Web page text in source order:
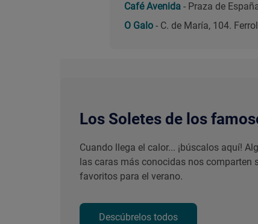
Café Avenida - Praza de
O Galo - C. de María, 104.
Los Soletes de los
Cuando llega el calor... ¡búscalos aquí!
las caras más conocidas nos comparten
favoritos para el verano.
Descúbrelos todos